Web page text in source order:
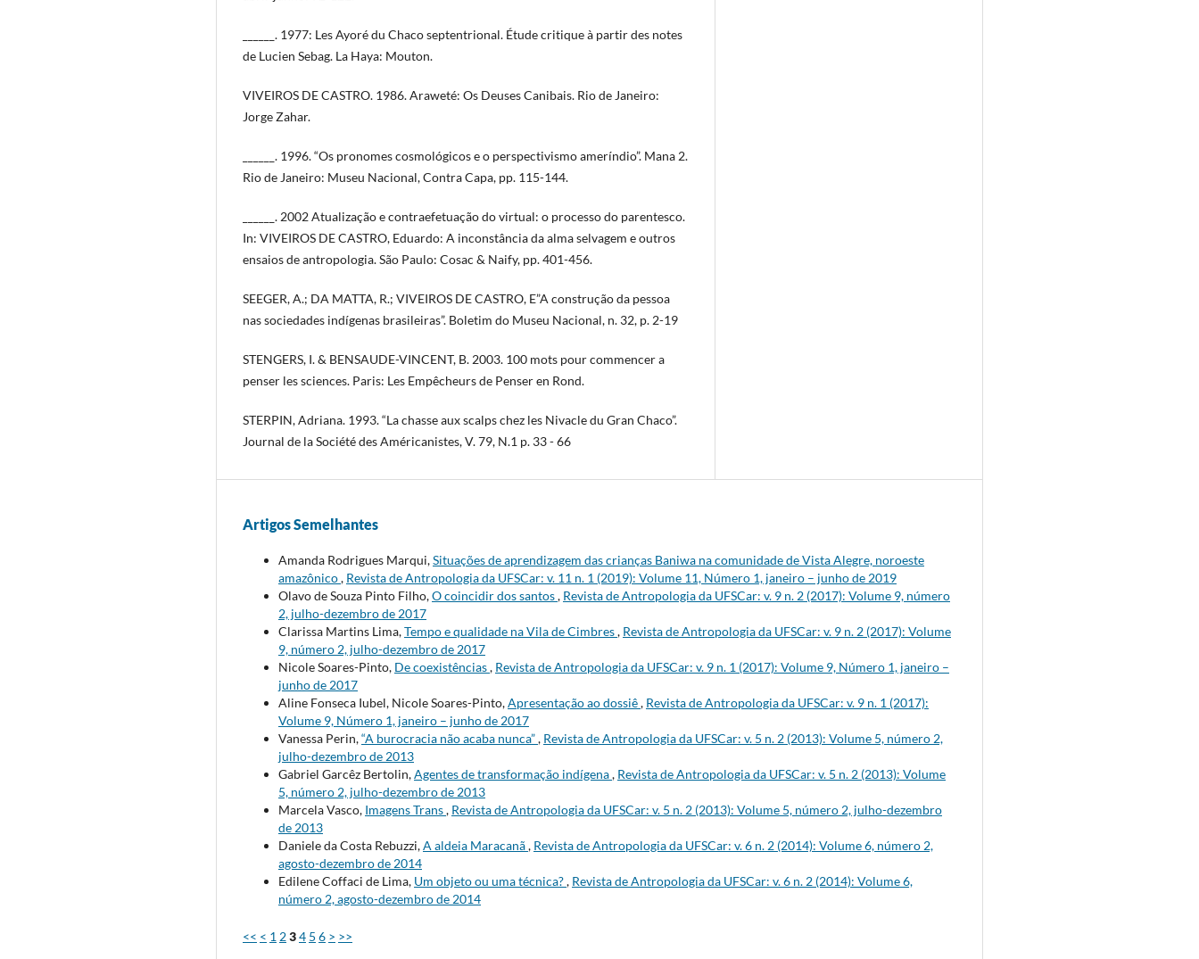
______. 1977: Les Ayoré du Chaco septentrional. Étude critique à partir des notes
de Lucien Sebag. La Haya: Mouton.
VIVEIROS DE CASTRO. 1986. Araweté: Os Deuses Canibais. Rio de Janeiro:
Jorge Zahar.
______. 1996. “Os pronomes cosmológicos e o perspectivismo ameríndio”. Mana 2.
Rio de Janeiro: Museu Nacional, Contra Capa, pp. 115-144.
______. 2002 Atualização e contraefetuação do virtual: o processo do parentesco.
In: VIVEIROS DE CASTRO, Eduardo: A inconstância da alma selvagem e outros
ensaios de antropologia. São Paulo: Cosac & Naify, pp. 401-456.
SEEGER, A.; DA MATTA, R.; VIVEIROS DE CASTRO, E”A construção da pessoa
nas sociedades indígenas brasileiras”. Boletim do Museu Nacional, n. 32, p. 2-19
STENGERS, I. & BENSAUDE-VINCENT, B. 2003. 100 mots pour commencer a
penser les sciences. Paris: Les Empêcheurs de Penser en Rond.
STERPIN, Adriana. 1993. “La chasse aux scalps chez les Nivacle du Gran Chaco”.
Journal de la Société des Américanistes, V. 79, N.1 p. 33 - 66
Artigos Semelhantes
Amanda Rodrigues Marqui,Situações de aprendizagem das crianças Baniwa na comunidade de Vista Alegre, noroeste
amazônico, Revista de Antropologia da UFSCar: v. 11 n. 1 (2019): Volume 11, Número 1, janeiro – junho de 2019
Olavo de Souza Pinto Filho,O coincidir dos santos, Revista de Antropologia da UFSCar: v. 9 n. 2 (2017): Volume 9, número
2, julho-dezembro de 2017
Clarissa Martins Lima,Tempo e qualidade na Vila de Cimbres, Revista de Antropologia da UFSCar: v. 9 n. 2 (2017): Volume
9, número 2, julho-dezembro de 2017
Nicole Soares-Pinto, De coexistências, Revista de Antropologia da UFSCar: v. 9 n. 1 (2017): Volume 9, Número 1, janeiro –
junho de 2017
Aline Fonseca Iubel, Nicole Soares-Pinto,Apresentação ao dossiê, Revista de Antropologia da UFSCar: v. 9 n. 1 (2017):
Volume 9, Número 1, janeiro – junho de 2017
Vanessa Perin,“A burocracia não acaba nunca”, Revista de Antropologia da UFSCar: v. 5 n. 2 (2013): Volume 5, número 2,
julho-dezembro de 2013
Gabriel Garcêz Bertolin,Agentes de transformação indígena, Revista de Antropologia da UFSCar: v. 5 n. 2 (2013): Volume
5, número 2, julho-dezembro de 2013
Marcela Vasco, Imagens Trans, Revista de Antropologia da UFSCar: v. 5 n. 2 (2013): Volume 5, número 2, julho-dezembro
de 2013
Daniele da Costa Rebuzzi,A aldeia Maracanã, Revista de Antropologia da UFSCar: v. 6 n. 2 (2014): Volume 6, número 2,
agosto-dezembro de 2014
Edilene Coffaci de Lima, Um objeto ou uma técnica?, Revista de Antropologia da UFSCar: v. 6 n. 2 (2014): Volume 6,
número 2, agosto-dezembro de 2014
<< < 1 234 5 6 > >>